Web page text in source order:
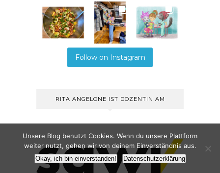
Follow on Instagram
RITA ANGELONE IST DOZENTIN AM
Unsere Blog benutzt Cookies. Wenn du unsere Plattform
weiter nutzt, gehen wir von deinem Einverständnis aus.
Okay, ich bin einverstanden! Datenschutzerklärung